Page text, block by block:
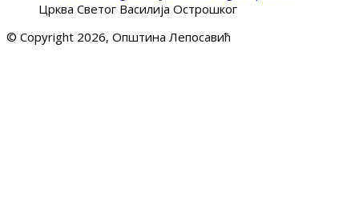
Црква Светог Василија Острошког
© Copyright 2026, Општина Лепосавић